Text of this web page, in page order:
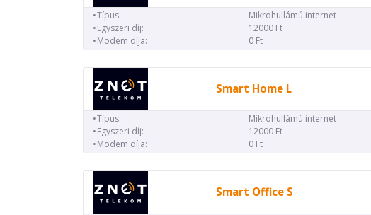
Típus:
Mikrohullámú internet
Egyszeri díj:
12000 Ft
Modem díja:
0 Ft
Smart Home L
Típus:
Mikrohullámú internet
Egyszeri díj:
12000 Ft
Modem díja:
0 Ft
Smart Office S